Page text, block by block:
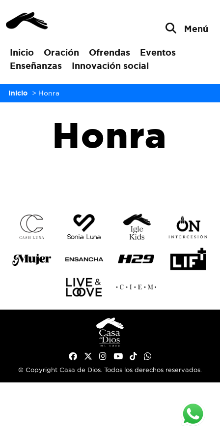
Inicio Oración Ofrendas
Eventos
Enseñanzas
Innovación social
Menú
Inicio > Honra
Honra
© Copyright Casa de Dios. Todos los derechos reservados.